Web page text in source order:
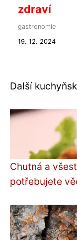
zdraví
gastronomie
19. 12. 2024
Další
Chutná a
potřebujete